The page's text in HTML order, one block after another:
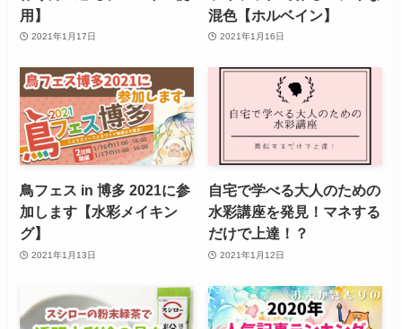
用】
2021年1月17日
混色【ホルベイン】
2021年1月16日
鳥フェス in 博多 2021に参
加します【水彩メイキン
グ】
2021年1月13日
自宅で学べる大人のための
水彩講座を発見！マネする
だけで上達！？
2021年1月12日